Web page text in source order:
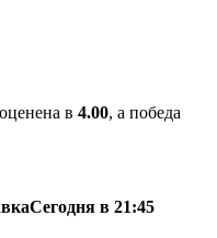
в 4.00, а победа
Сегодня в 21:45